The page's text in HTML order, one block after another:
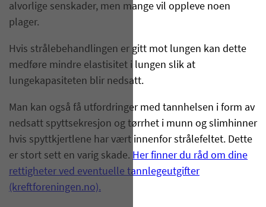
alvorlige senskader, men mange vil oppleve noen
plager.
Hvis strålebehandlingen er gitt mot lungen kan dette
medføre mindre elastisitet i lungen slik at
lungekapasiteten blir nedsatt.
Man kan også få utfordringer med tannhelsen i form av
nedsatt spyttsekresjon og tørrhet i munn og slimhinner
hvis spyttkjertlene har vært innenfor strålefeltet. Dette
er stort sett en varig skade. Her finner du råd om dine
rettigheter ved eventuelle tannlegeutgifter
(kreftforeningen.no).